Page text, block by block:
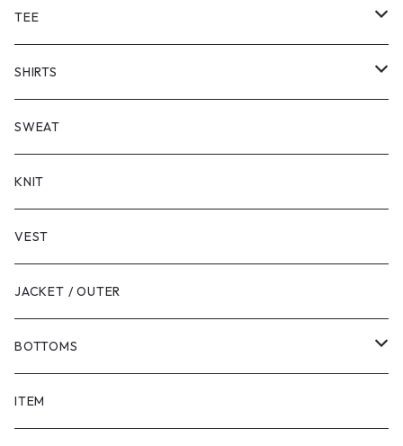
TEE
SHORT SLEEVE
LONG SLEEVE
SHIRTS
SHORT SLEEVE
LONG SLEEVE
SWEAT
KNIT
VEST
JACKET / OUTER
BOTTOMS
SHORTS
ITEM